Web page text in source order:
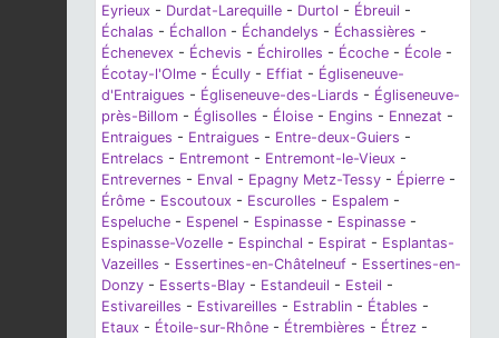
Eyrieux - Durdat-Larequille - Durtol - Ébreuil -
Échalas - Échallon - Échandelys - Échassières -
Échenevex - Échevis - Échirolles - Écoche - École -
Écotay-l'Olme - Écully - Effiat - Égliseneuve-
d'Entraigues - Égliseneuve-des-Liards - Égliseneuve-
près-Billom - Églisolles - Éloise - Engins - Ennezat -
Entraigues - Entraigues - Entre-deux-Guiers -
Entrelacs - Entremont - Entremont-le-Vieux -
Entrevernes - Enval - Epagny Metz-Tessy - Épierre -
Érôme - Escoutoux - Escurolles - Espalem -
Espeluche - Espenel - Espinasse - Espinasse -
Espinasse-Vozelle - Espinchal - Espirat - Esplantas-
Vazeilles - Essertines-en-Châtelneuf - Essertines-en-
Donzy - Esserts-Blay - Estandeuil - Esteil -
Estivareilles - Estivareilles - Estrablin - Étables -
Etaux - Étoile-sur-Rhône - Étrembières - Étrez -